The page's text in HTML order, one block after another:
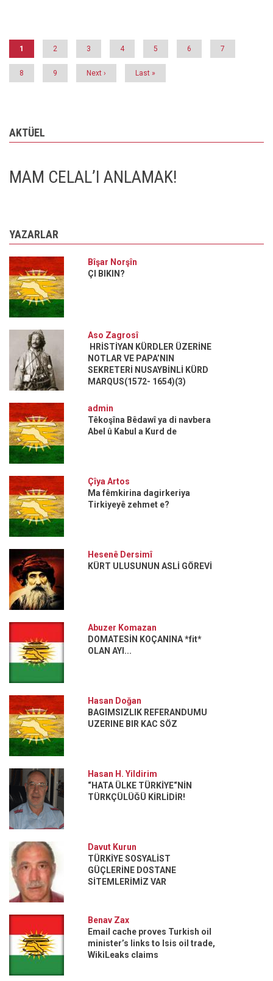
Şu
an
kullanılan
sayfa
1 Page
2 Page
3 Page
4 Page
5 Page
6 Page
7
Page
8 Page
9
Next
page
Next ›
Last
page
Last »
AKTÜEL
MAM CELAL’I ANLAMAK!
YAZARLAR
Bîşar Norşîn
ÇI BIKIN?
Aso Zagrosî
HRİSTİYAN KÜRDLER ÜZERİNE
NOTLAR VE PAPA’NIN
SEKRETERİ NUSAYBİNLİ KÜRD
MARQUS(1572- 1654)(3)
admin
Têkoşîna Bêdawî ya di navbera
Abel û Kabul a Kurd de
Çîya Artos
Ma fêmkirina dagirkeriya
Tirkiyeyê zehmet e?
Hesenê Dersimî
KÜRT ULUSUNUN ASLİ GÖREVİ
Abuzer Komazan
DOMATESİN KOÇANINA *fit*
OLAN AYI...
Hasan Doğan
BAGIMSIZLIK REFERANDUMU
UZERINE BIR KAC SÖZ
Hasan H. Yildirim
“HATA ÜLKE TÜRKİYE“NİN
TÜRKÇÜLÜĞÜ KİRLİDİR!
Davut Kurun
TÜRKİYE SOSYALİST
GÜÇLERİNE DOSTANE
SİTEMLERİMİZ VAR
Benav Zax
Email cache proves Turkish oil
minister’s links to Isis oil trade,
WikiLeaks claims